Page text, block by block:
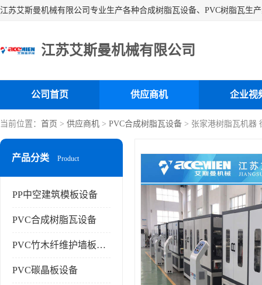
江苏艾斯曼机械有限公司
公司首页 供应商机 企业视
当前位置： 首页 > 供应商机 > PVC合成树脂瓦设备 > 张家港树脂瓦机器
产品分类 Product
PP中空建筑模板设备
PVC合成树脂瓦设备
PVC竹木纤维护墙板设备
PVC碳晶板设备